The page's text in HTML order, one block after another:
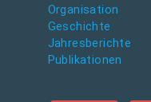
Organisation
Geschichte
Jahresberichte
Publikationen